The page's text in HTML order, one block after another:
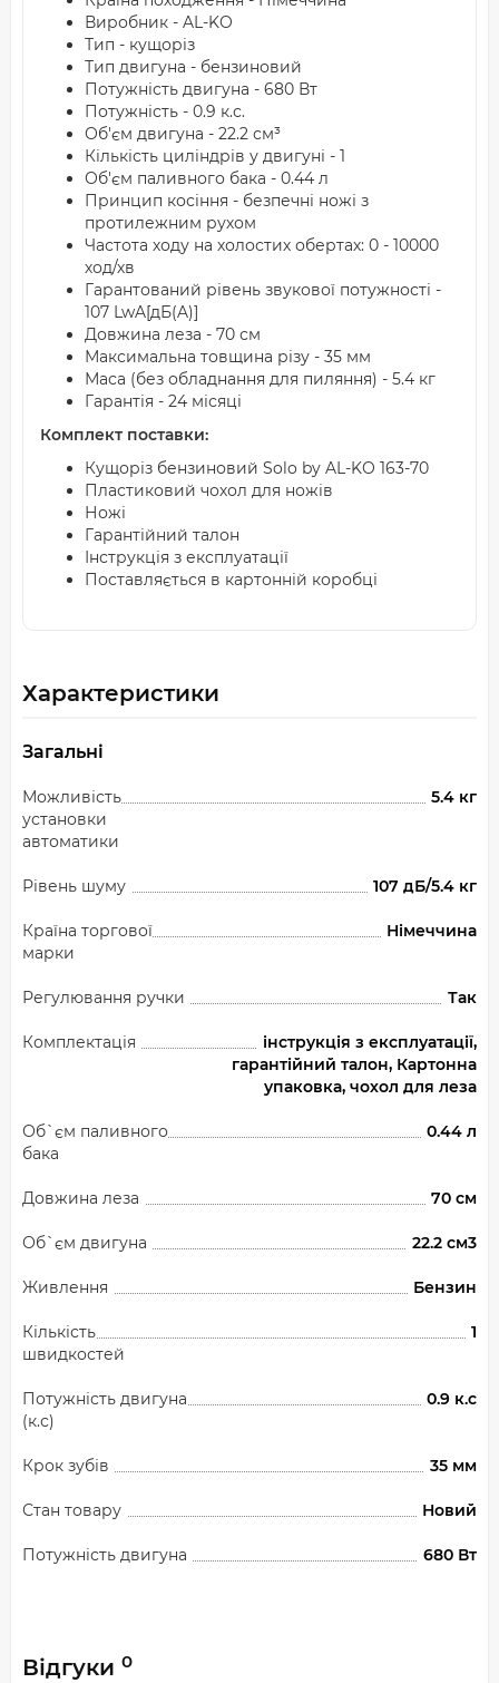
Виробник - AL-KO
Тип - кущоріз
Тип двигуна - бензиновий
Потужність двигуна - 680 Вт
Потужність - 0.9 к.с.
Об'єм двигуна - 22.2 см³
Кількість циліндрів у двигуні - 1
Об'єм паливного бака - 0.44 л
Принцип косіння - безпечні ножі з
протилежним рухом
Частота ходу на холостих обертах: 0 - 10000
ход/хв
Гарантований рівень звукової потужності -
107 LwA[дБ(A)]
Довжина леза - 70 см
Максимальна товщина різу - 35 мм
Маса (без обладнання для пиляння) - 5.4 кг
Гарантія - 24 місяці
Комплект поставки:
Кущоріз бензиновий Solo by AL-KO 163-70
Пластиковий чохол для ножів
Ножі
Гарантійний талон
Інструкція з експлуатації
Поставляється в картонній коробці
Характеристики
Загальні
Можливість
установки
автоматики
5.4 кг
Рівень шуму 107 дБ/5.4 кг
Країна торгової
марки
Німеччина
Регулювання ручки Так
Комплектація
інструкція з експлуатації,
гарантійний талон, Картонна
упаковка, чохол для леза
Об`єм паливного
бака
0.44 л
Довжина леза 70 см
Об`єм двигуна 22.2 см3
Живлення Бензин
Кількість
швидкостей
1
Потужність двигуна
(к.с)
0.9 к.с
Крок зубів 35 мм
Стан товару Новий
Потужність двигуна 680 Вт
Відгуки 0